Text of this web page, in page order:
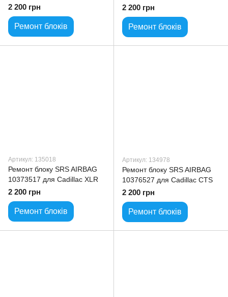
Buick
2 200 грн
Ремонт блоків
2 200 грн
Ремонт блоків
Артикул: 135018
Ремонт блоку SRS AIRBAG
10373517 для Cadillac XLR
2 200 грн
Ремонт блоків
Артикул: 134978
Ремонт блоку SRS AIRBAG
10376527 для Cadillac CTS
2 200 грн
Ремонт блоків